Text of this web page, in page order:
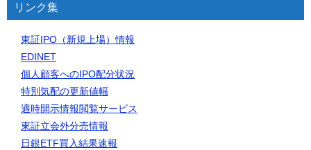
リンク集
東証IPO（新規上場）情報
EDINET
個人顧客へのIPO配分状況
特別気配の更新値幅
適時開示情報閲覧サービス
東証立会外分売情報
日銀ETF買入結果速報